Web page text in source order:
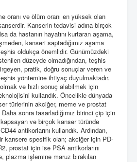
oranı ve ölüm oranı en yüksek olan
Kanserin tedavisi adına birçok
da hastanın hayatını kurtaran aşama,
kanseri saptadığımız aşama
oldukça önemlidir. Günümüzdeki
düzeyde olmadığından, teşhis
pratik, doğru sonuçlar veren ve
yöntemine ihtiyaç duyulmaktadır.
ve hızlı sonuç alabilmek için
kullandık. Öncelikle dünyada
türlerinin akciğer, meme ve prostat
sonra tasarladığımız birinci çip için
ve birçok kanser türünde
antikorlarını kullandık. Ardından,
kansere spesifik olan; akciğer için PD-
prostat için ise PSA antikorlarını
plazma işlemine maruz bırakılan